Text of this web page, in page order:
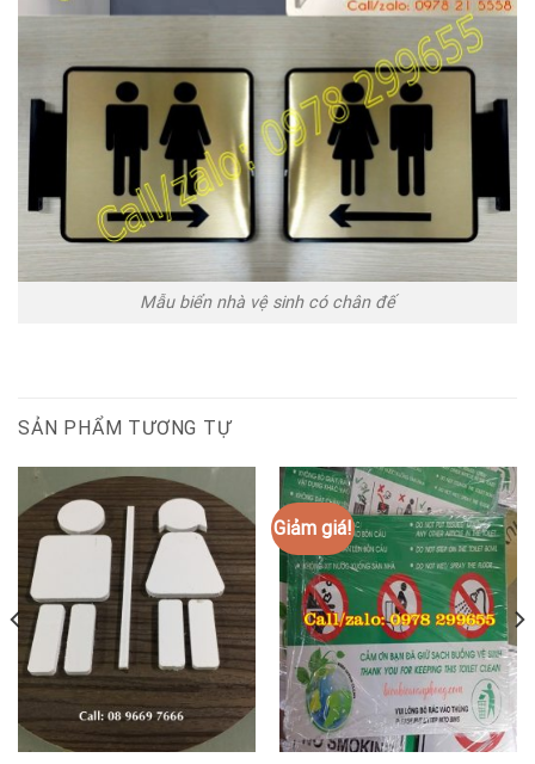
Mẫu biển nhà vệ sinh có chân đế
SẢN PHẨM TƯƠNG TỰ
Giảm giá!